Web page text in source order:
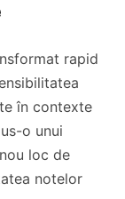
rapid
în contexte
o unui
loc de
notelor